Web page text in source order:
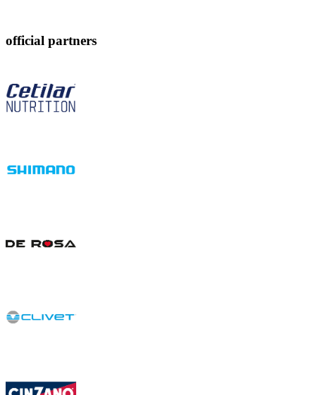
official partners